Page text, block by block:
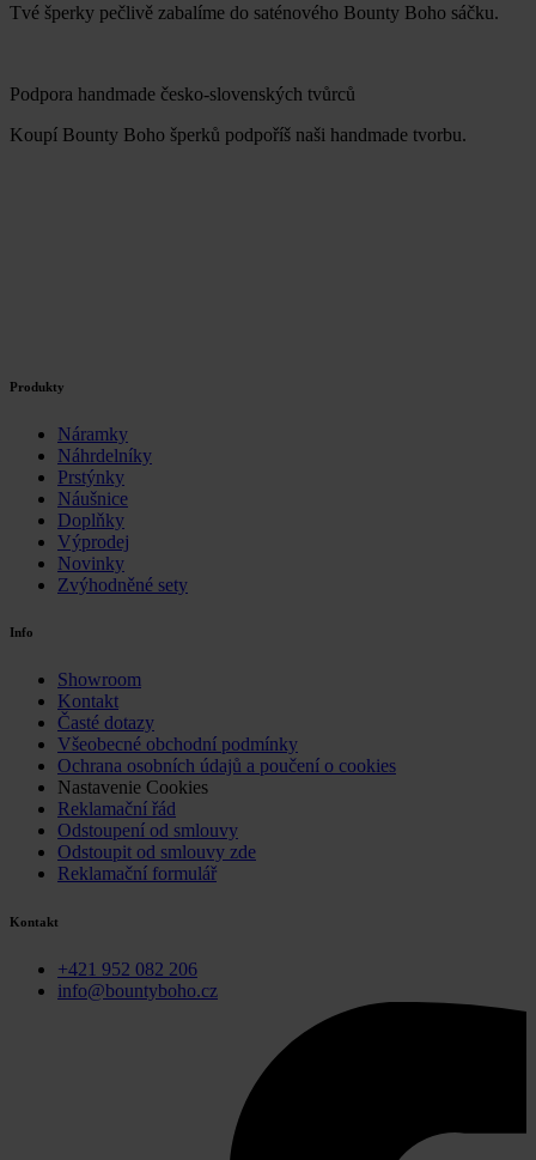
Tvé šperky pečlivě zabalíme do saténového Bounty Boho sáčku.
Podpora handmade česko-slovenských tvůrců
Koupí Bounty Boho šperků podpoříš naši handmade tvorbu.
Produkty
Náramky
Náhrdelníky
Prstýnky
Náušnice
Doplňky
Výprodej
Novinky
Zvýhodněné sety
Info
Showroom
Kontakt
Časté dotazy
Všeobecné obchodní podmínky
Ochrana osobních údajů a poučení o cookies
Nastavenie Cookies
Reklamační řád
Odstoupení od smlouvy
Odstoupit od smlouvy zde
Reklamační formulář
Kontakt
+421 952 082 206
info@bountyboho.cz